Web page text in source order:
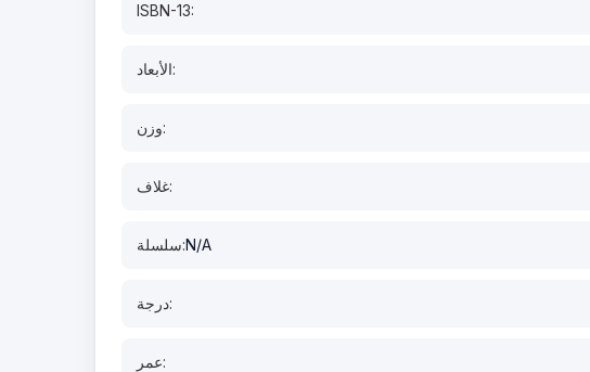
ISBN-13:
الأبعاد:
وزن:
غلاف:
سلسلة:N/A
درجة:
عمر: